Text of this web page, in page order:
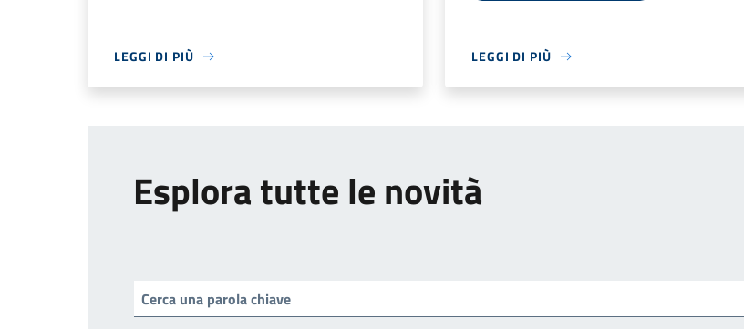
LEGGI DI PIÙ LEGGI DI PIÙ
Esplora tutte le novità